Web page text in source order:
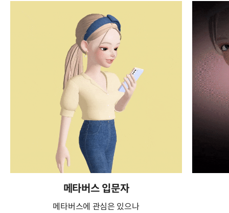
메타버스 입문자
메타버스에 관심은 있으나